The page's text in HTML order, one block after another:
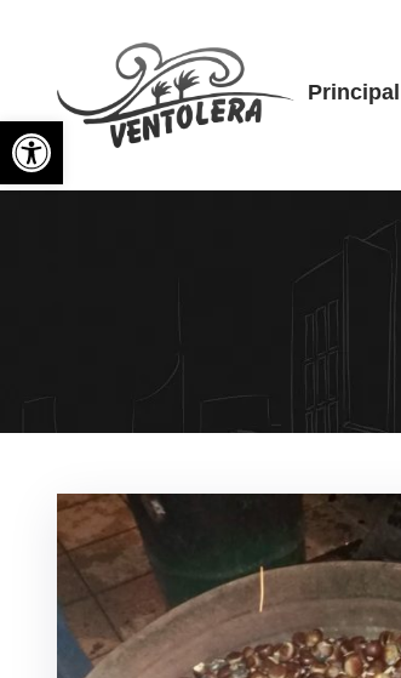
Principal
Ouvrir la barre d’outils